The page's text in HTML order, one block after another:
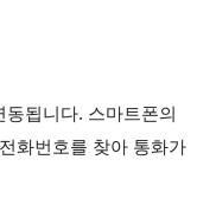
됩니다. 스마트폰의
화번호를 찾아 통화가